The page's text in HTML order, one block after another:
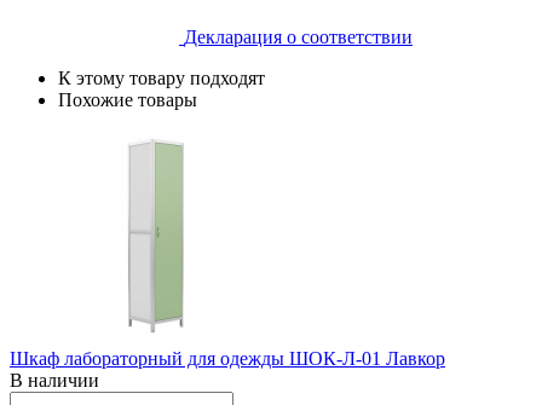
Декларация о соответствии
К этому товару подходят
Похожие товары
Шкаф лабораторный для одежды ШОК-Л-01 Лавкор
В наличии